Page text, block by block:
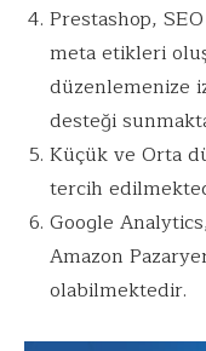
Prestashop,
meta etikleri
düzenlemenize
desteği
Küçük ve Orta
tercih
Google
Amazon
olabilmektedir.